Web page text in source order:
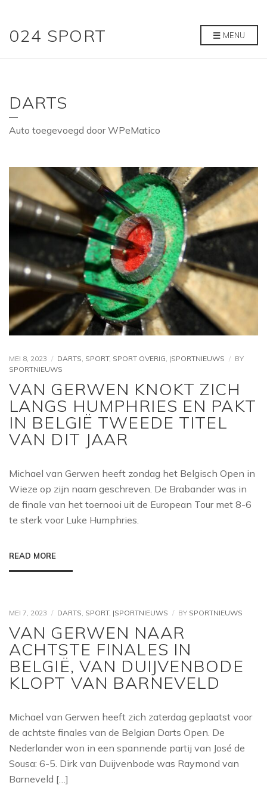
024 SPORT MENU
DARTS
Auto toegevoegd door WPeMatico
MEI 8, 2023 DARTS, SPORT, SPORT OVERIG, |SPORTNIEUWS
BY
SPORTNIEUWS
VAN GERWEN KNOKT ZICH
LANGS HUMPHRIES EN PAKT
IN BELGIË TWEEDE TITEL
VAN DIT JAAR
Michael van Gerwen heeft zondag het Belgisch Open in
Wieze op zijn naam geschreven. De Brabander was in
de finale van het toernooi uit de European Tour met 8-6
te sterk voor Luke Humphries.
READ MORE
MEI 7, 2023 DARTS, SPORT, |SPORTNIEUWS BY SPORTNIEUWS
VAN GERWEN NAAR
ACHTSTE FINALES IN
BELGIË, VAN DUIJVENBODE
KLOPT VAN BARNEVELD
Michael van Gerwen heeft zich zaterdag geplaatst voor
de achtste finales van de Belgian Darts Open. De
Nederlander won in een spannende partij van José de
Sousa: 6-5. Dirk van Duijvenbode was Raymond van
Barneveld […]